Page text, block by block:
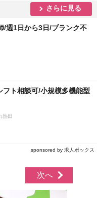
さらに見る
/週1日から3日/ブランク不
フト相談可/小規模多機能型
熱田
sponsored by 求人ボックス
次へ